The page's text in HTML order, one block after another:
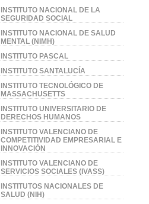
INSTITUTO NACIONAL DE LA
SEGURIDAD SOCIAL
INSTITUTO NACIONAL DE SALUD
MENTAL (NIMH)
INSTITUTO PASCAL
INSTITUTO SANTALUCÍA
INSTITUTO TECNOLÓGICO DE
MASSACHUSETTS
INSTITUTO UNIVERSITARIO DE
DERECHOS HUMANOS
INSTITUTO VALENCIANO DE
COMPETITIVIDAD EMPRESARIAL E
INNOVACIÓN
INSTITUTO VALENCIANO DE
SERVICIOS SOCIALES (IVASS)
INSTITUTOS NACIONALES DE
SALUD (NIH)